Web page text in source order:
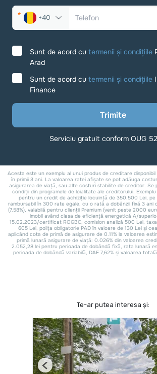
Te-ar putea interesa și:
Previous